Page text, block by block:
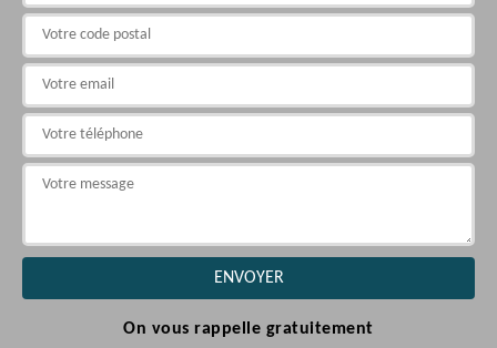
On vous rappelle gratuitement